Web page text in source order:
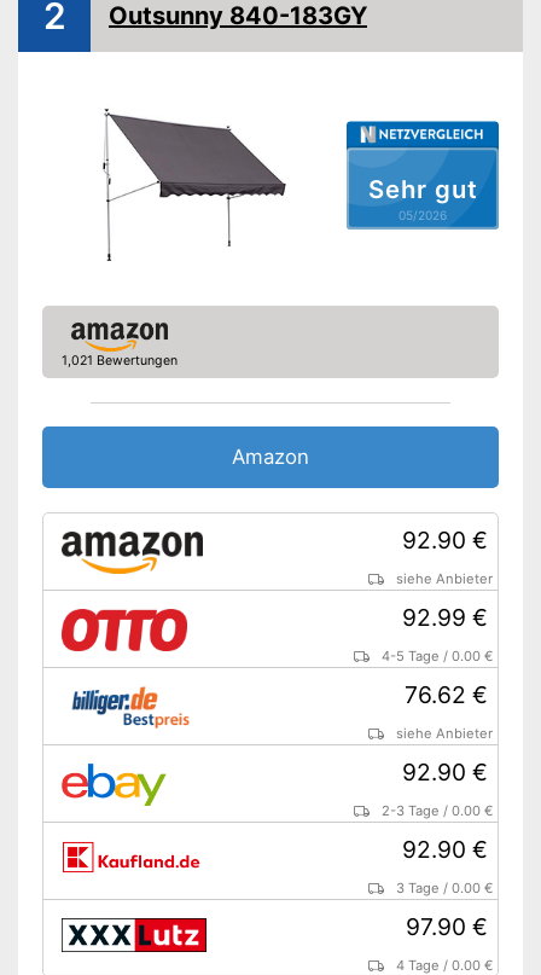
Wasserabweisend
Amazon Lieferzeit
Sehr gut
05/2026
2 Outsunny 840-183GY
1,021 Bewertungen
Amazon
92.90 €
siehe Anbieter
92.99 €
4-5 Tage /0.00 €
76.62 €
siehe Anbieter
92.90 €
2-3 Tage /0.00 €
92.90 €
3 Tage /0.00 €
97.90 €
4 Tage /0.00 €